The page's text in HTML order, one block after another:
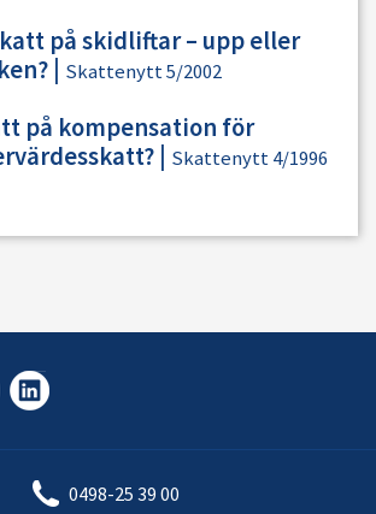
på skidliftar – upp eller
Skattenytt 5/2002
på kompensation för
Skattenytt 4/1996
0498-25 39 00